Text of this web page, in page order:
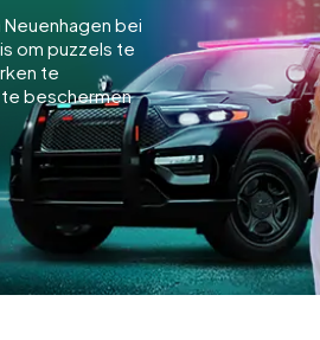
bei
om puzzels te
te
te beschermen